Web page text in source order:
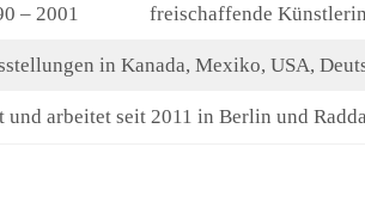
– 2001 freischaffende
in Kanada, Mexiko, USA,
und arbeitet seit 2011 in Berlin und